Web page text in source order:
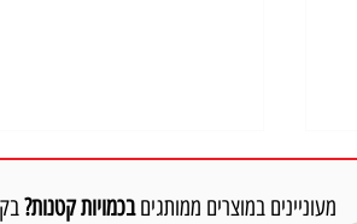
מעוניינים במוצרים ממותגיםבכמויות קטנות?